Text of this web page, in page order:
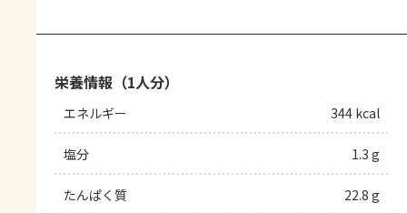
栄養情報（1人分）
エネルギー 344 kcal
塩分 1.3 g
たんぱく質 22.8 g